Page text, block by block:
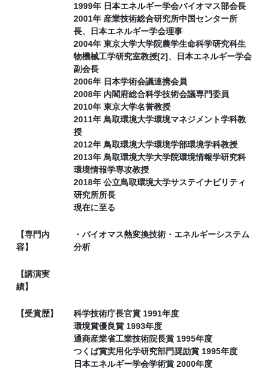
1999年 日本エネルギー学会バイオマス部会長
2001年 産業技術総合研究所中国センター所
長、日本エネルギー学会理事
2004年 東京大学大学院農学生命科学研究科生
物機械工学研究室教授[2]、日本エネルギー学会
副会長
2006年 日本学術会議連携会員
2008年 内閣府総合科学技術会議専門委員
2010年 東京大学名誉教授
2011年 鳥取環境大学環境マネジメント学科教
授
2012年 鳥取環境大学環境学部環境学科教授
2013年 鳥取環境大学大学院環境情報学研究科
環境情報学専攻教授
2018年 公立鳥取環境大学サステイナビリティ
研究所所長
現在に至る
【専門内
容】
・バイオマス熱変換技術・エネルギーシステム
分析
【講演実
績】
【受賞歴】
科学技術庁長官賞 1991年度
環境賞優良賞 1993年度
通商産業省工業技術院長賞 1995年度
つくば賞実用化学研究部門奨励賞 1995年度
日本エネルギー学会学術賞 2000年度